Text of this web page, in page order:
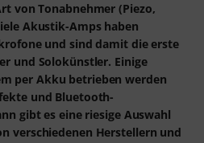
von Tonabnehmer (Piezo,
Akustik-Amps haben
und sind damit die erste
und Solokünstler. Einige
per Akku betrieben werden
und Bluetooth-
gibt es eine riesige Auswahl
verschiedenen Herstellern und